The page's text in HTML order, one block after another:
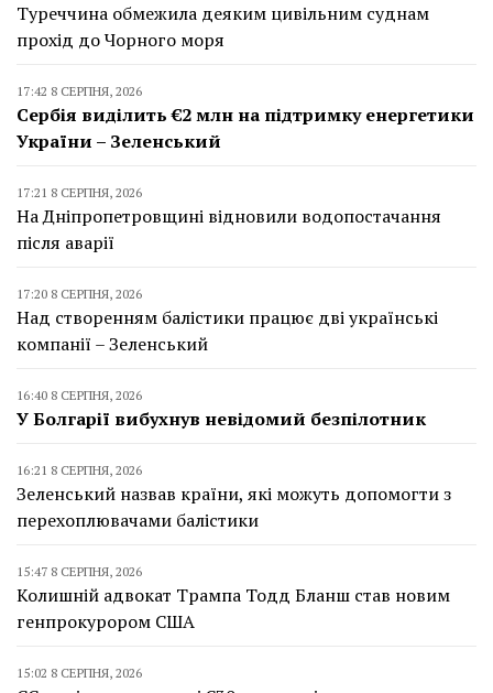
Туреччина обмежила деяким цивільним суднам
прохід до Чорного моря
17:42 8 СЕРПНЯ, 2026
Сербія виділить €2 млн на підтримку енергетики
України – Зеленський
17:21 8 СЕРПНЯ, 2026
На Дніпропетровщині відновили водопостачання
після аварії
17:20 8 СЕРПНЯ, 2026
Над створенням балістики працює дві українські
компанії – Зеленський
16:40 8 СЕРПНЯ, 2026
У Болгарії вибухнув невідомий безпілотник
16:21 8 СЕРПНЯ, 2026
Зеленський назвав країни, які можуть допомогти з
перехоплювачами балістики
15:47 8 СЕРПНЯ, 2026
Колишній адвокат Трампа Тодд Бланш став новим
генпрокурором США
15:02 8 СЕРПНЯ, 2026